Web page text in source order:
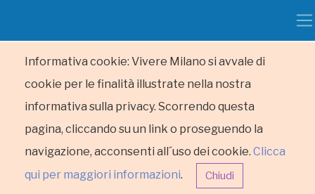
Informativa cookie: Vivere Milano si avvale di
cookie per le finalità illustrate nella nostra
informativa sulla privacy. Scorrendo questa
pagina, cliccando su un link o proseguendo la
navigazione, acconsenti all´uso dei cookie. Clicca
qui per maggiori informazioni. Chiudi